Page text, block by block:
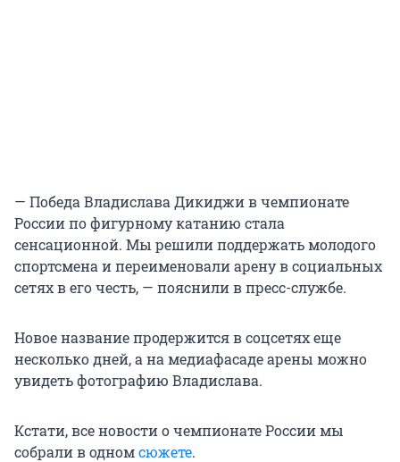
— Победа Владислава Дикиджи в чемпионате
России по фигурному катанию стала
сенсационной. Мы решили поддержать молодого
спортсмена и переименовали арену в социальных
сетях в его честь, — пояснили в пресс-службе.
Новое название продержится в соцсетях еще
несколько дней, а на медиафасаде арены можно
увидеть фотографию Владислава.
Кстати, все новости о чемпионате России мы
собрали в одномсюжете.